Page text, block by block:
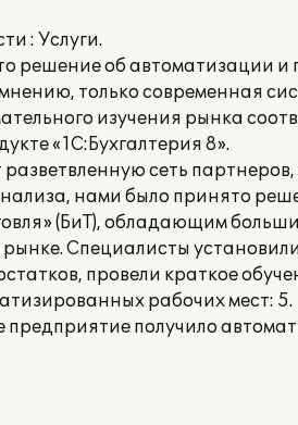
: Услуги.
решение об автоматизации и
только современная
изучения рынка
«1С:Бухгалтерия 8».
сеть
нами было принято
(БиТ), обладающим
Специалисты
провели краткое
рабочих мест: 5.
предприятие получило